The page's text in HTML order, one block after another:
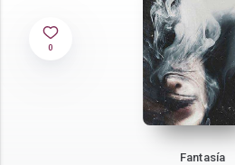
0
Fantasía